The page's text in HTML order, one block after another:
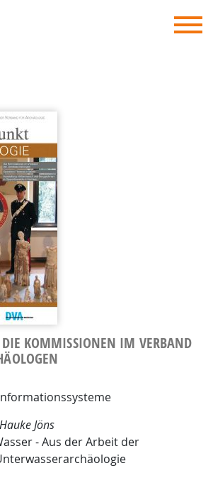
Verband für Archäologie
KOMMISSIONEN IM VERBAND
Jöns
- Aus der Arbeit der